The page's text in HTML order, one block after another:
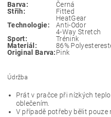
Barva:
Černá
Střih:
Fitted
Technologie:
HeatGear
Anti-Odor
4-Way Stretch
Sport:
Trénink
Materiál:
86%
Original Barva:Pink
Údržba
Prát v pračce při nízkých
oblečením.
V případě potřeby bělit pouze